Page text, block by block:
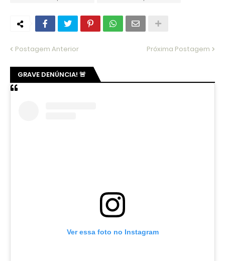
Postagem Anterior Próxima Postagem
GRAVE DENÚNCIA! 🚨
Ver essa foto no Instagram